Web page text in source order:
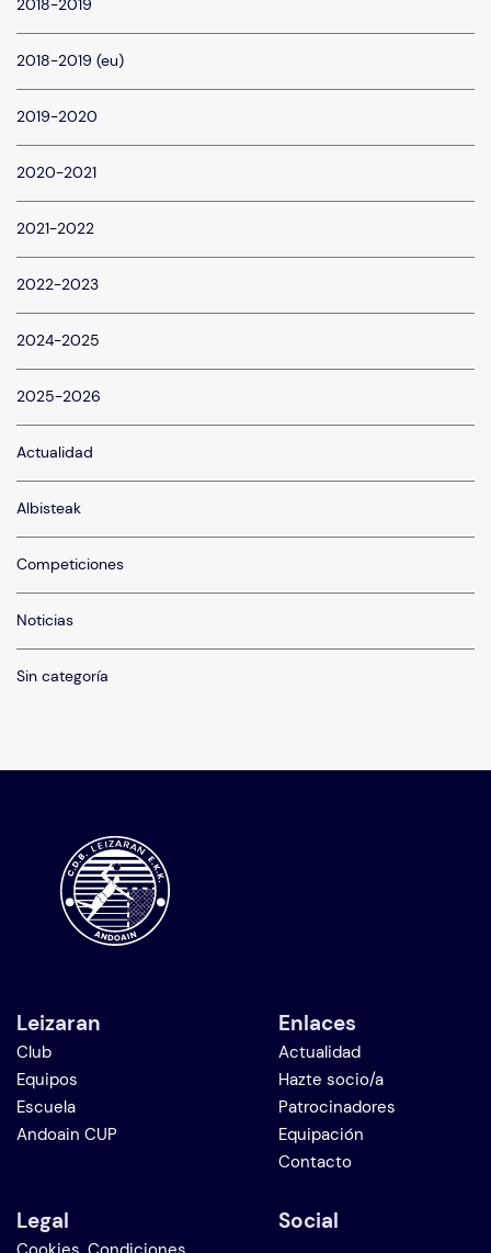
2018-2019
2018-2019 (eu)
2019-2020
2020-2021
2021-2022
2022-2023
2024-2025
2025-2026
Actualidad
Albisteak
Competiciones
Noticias
Sin categoría
Leizaran
Club
Equipos
Escuela
Andoain CUP
Enlaces
Actualidad
Hazte socio/a
Patrocinadores
Equipación
Contacto
Legal Social